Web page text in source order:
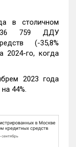
в столичном
36 759 ДДУ
(-35,8%
2024-го, когда
2023 года
44%.